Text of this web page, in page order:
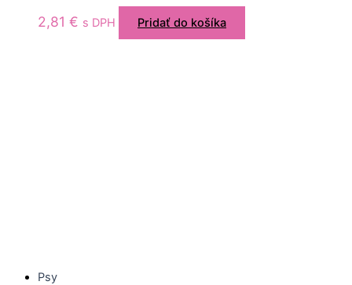
2,81 € s DPH Pridať do košíka
Psy